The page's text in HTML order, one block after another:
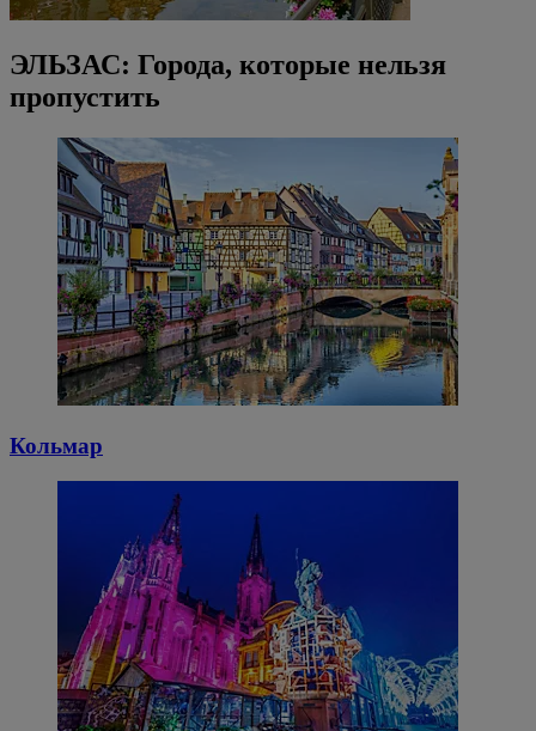
ЭЛЬЗАС: Города, которые нельзя
пропустить
Кольмар